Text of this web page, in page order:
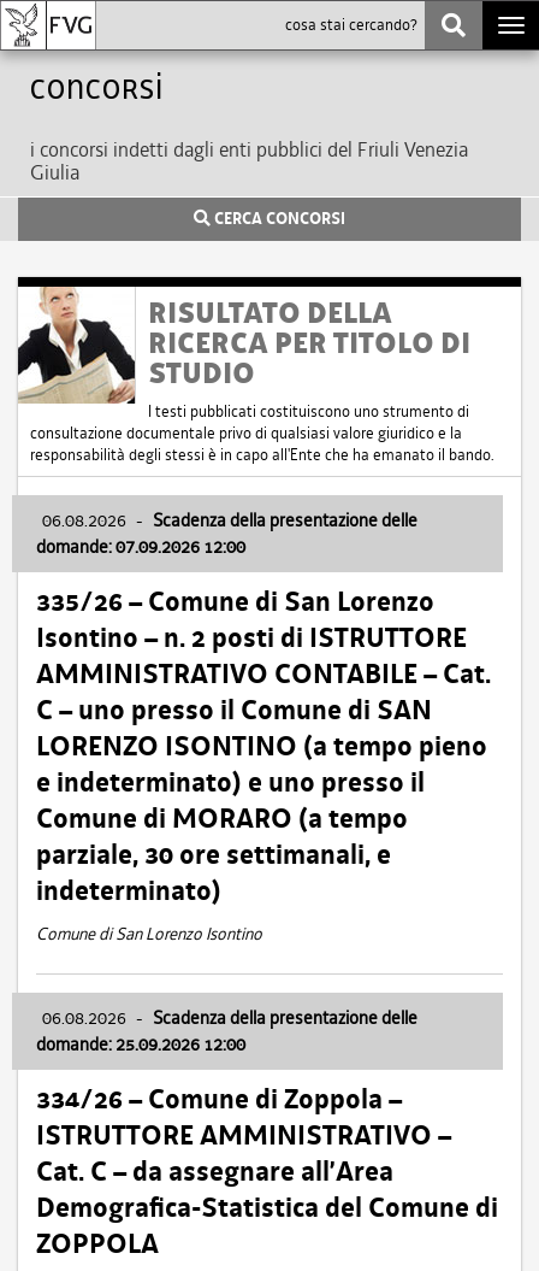
Concorsi
i concorsi indetti dagli enti pubblici del Friuli Venezia
Giulia
CERCA CONCORSI
RISULTATO DELLA
RICERCA PER TITOLO DI
STUDIO
I testi pubblicati costituiscono uno strumento di
consultazione documentale privo di qualsiasi valore giuridico e la
responsabilità degli stessi è in capo all'Ente che ha emanato il bando.
06.08.2026 - Scadenza della presentazione delle
domande: 07.09.2026 12:00
335/26 – Comune di San Lorenzo
Isontino – n. 2 posti di ISTRUTTORE
AMMINISTRATIVO CONTABILE – Cat.
C – uno presso il Comune di SAN
LORENZO ISONTINO (a tempo pieno
e indeterminato) e uno presso il
Comune di MORARO (a tempo
parziale, 30 ore settimanali, e
indeterminato)
Comune di San Lorenzo Isontino
06.08.2026 - Scadenza della presentazione delle
domande: 25.09.2026 12:00
334/26 – Comune di Zoppola –
ISTRUTTORE AMMINISTRATIVO –
Cat. C – da assegnare all’Area
Demografica-Statistica del Comune di
ZOPPOLA